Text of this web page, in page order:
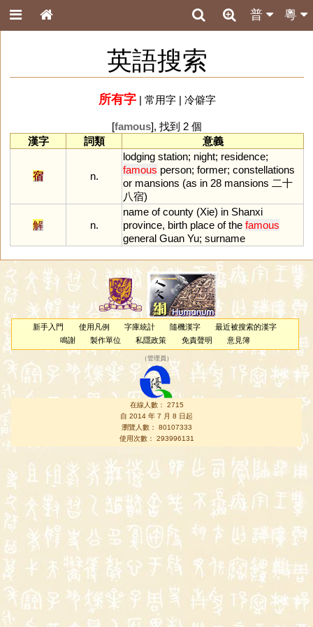
粵
普
英語搜索
所有字| 常用字| 冷僻字
[famous], 找到 2 個
漢字
詞類 意義
宿 n.
lodging station; night; residence;
famous person; former; constellations
or mansions (as in 28 mansions 二十
八宿)
解 n.
name of county (Xie) in Shanxi
province, birth place of the famous
general Guan Yu; surname
新手入門 使用凡例 字庫統計 隨機漢字
最近被搜索的漢字
鳴謝
製作單位 私隱政策 免責聲明 意見簿
（管理員 ）
在線人數： 2715
自 2014 年 7 月 8 日起
瀏覽人數： 80107333
使用次數： 293996131